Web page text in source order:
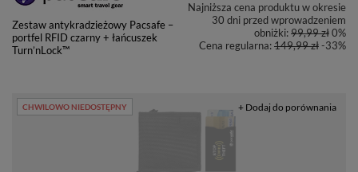
Zestaw antykradzieżowy Pacsafe –
portfel RFID czarny + łańcuszek
Turn’nLock™
Najniższa cena produktu w okresie
30 dni przed wprowadzeniem
obniżki:99,99 zł0%
Cena regularna:149,99 zł-33%
CHWILOWO NIEDOSTĘPNY + Dodaj do porównania